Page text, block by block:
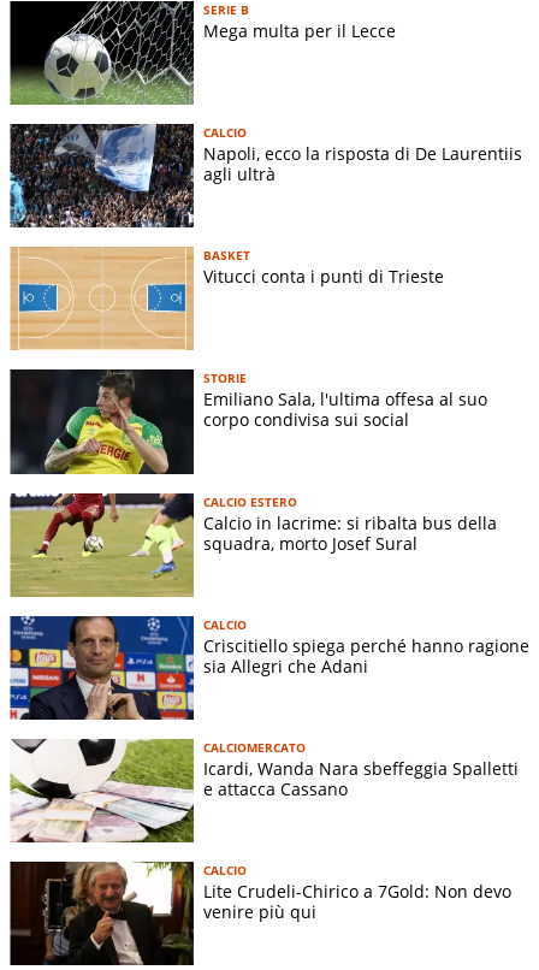
SERIE B
Mega multa per il Lecce
CALCIO
Napoli, ecco la risposta di De Laurentiis
agli ultrà
BASKET
Vitucci conta i punti di Trieste
STORIE
Emiliano Sala, l'ultima offesa al suo
corpo condivisa sui social
CALCIO ESTERO
Calcio in lacrime: si ribalta bus della
squadra, morto Josef Sural
CALCIO
Criscitiello spiega perché hanno ragione
sia Allegri che Adani
CALCIOMERCATO
Icardi, Wanda Nara sbeffeggia Spalletti
e attacca Cassano
CALCIO
Lite Crudeli-Chirico a 7Gold: Non devo
venire più qui